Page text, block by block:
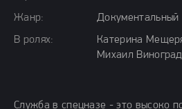
Жанр:
Документальный
В ролях:
Катерина
Михаил
Служба в спецназе - это высоко